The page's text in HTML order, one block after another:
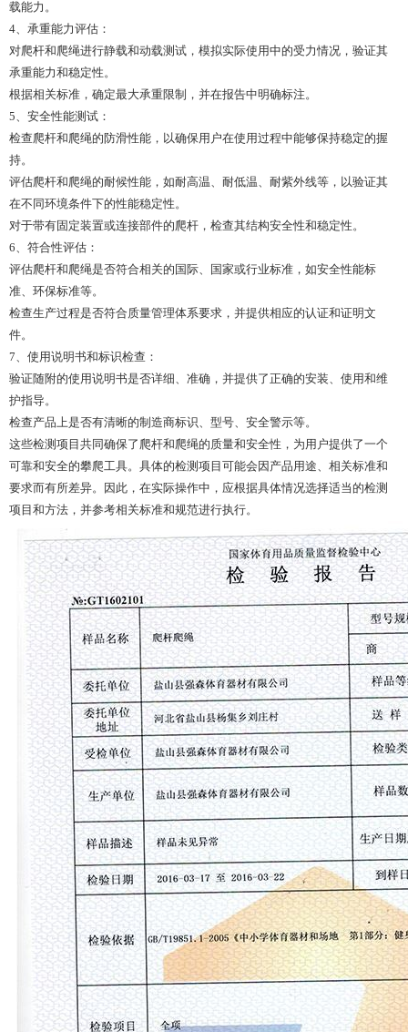
载能力。
4、承重能力评估：
对爬杆和爬绳进行静载和动载测试，模拟实际使用中的受力情况，验证其
承重能力和稳定性。
根据相关标准，确定最大承重限制，并在报告中明确标注。
5、安全性能测试：
检查爬杆和爬绳的防滑性能，以确保用户在使用过程中能够保持稳定的握
持。
评估爬杆和爬绳的耐候性能，如耐高温、耐低温、耐紫外线等，以验证其
在不同环境条件下的性能稳定性。
对于带有固定装置或连接部件的爬杆，检查其结构安全性和稳定性。
6、符合性评估：
评估爬杆和爬绳是否符合相关的国际、国家或行业标准，如安全性能标
准、环保标准等。
检查生产过程是否符合质量管理体系要求，并提供相应的认证和证明文
件。
7、使用说明书和标识检查：
验证随附的使用说明书是否详细、准确，并提供了正确的安装、使用和维
护指导。
检查产品上是否有清晰的制造商标识、型号、安全警示等。
这些检测项目共同确保了爬杆和爬绳的质量和安全性，为用户提供了一个
可靠和安全的攀爬工具。具体的检测项目可能会因产品用途、相关标准和
要求而有所差异。因此，在实际操作中，应根据具体情况选择适当的检测
项目和方法，并参考相关标准和规范进行执行。